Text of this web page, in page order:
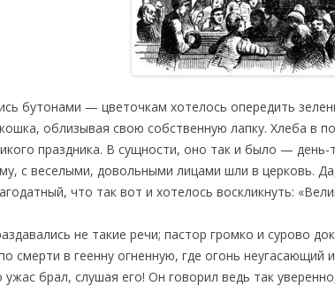
бутонами — цветочкам хотелось опередить
облизывая свою собственную лапку. Хлеба в
праздника. В сущности, оно так и было —
с веселыми, довольными лицами шли в церковь.
что так вот и хотелось воскликнуть:
не такие речи; пастор громко и сурово
смерти в геенну огненную, где огонь
брал, слушая его! Он говорил ведь так